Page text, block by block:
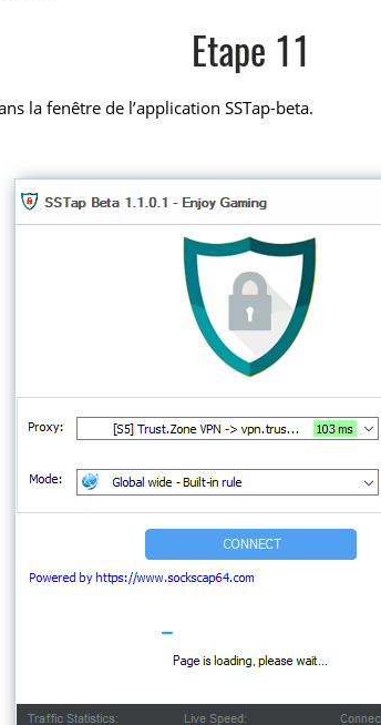
Etape 11
la fenêtre de l’application SSTap-beta.